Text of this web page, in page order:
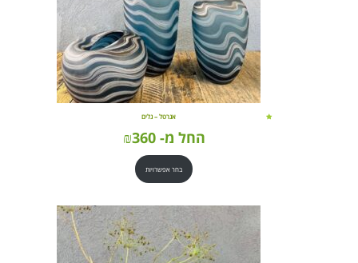
אגרטל – גלים
החל מ- ₪360
בחר אפשרויות